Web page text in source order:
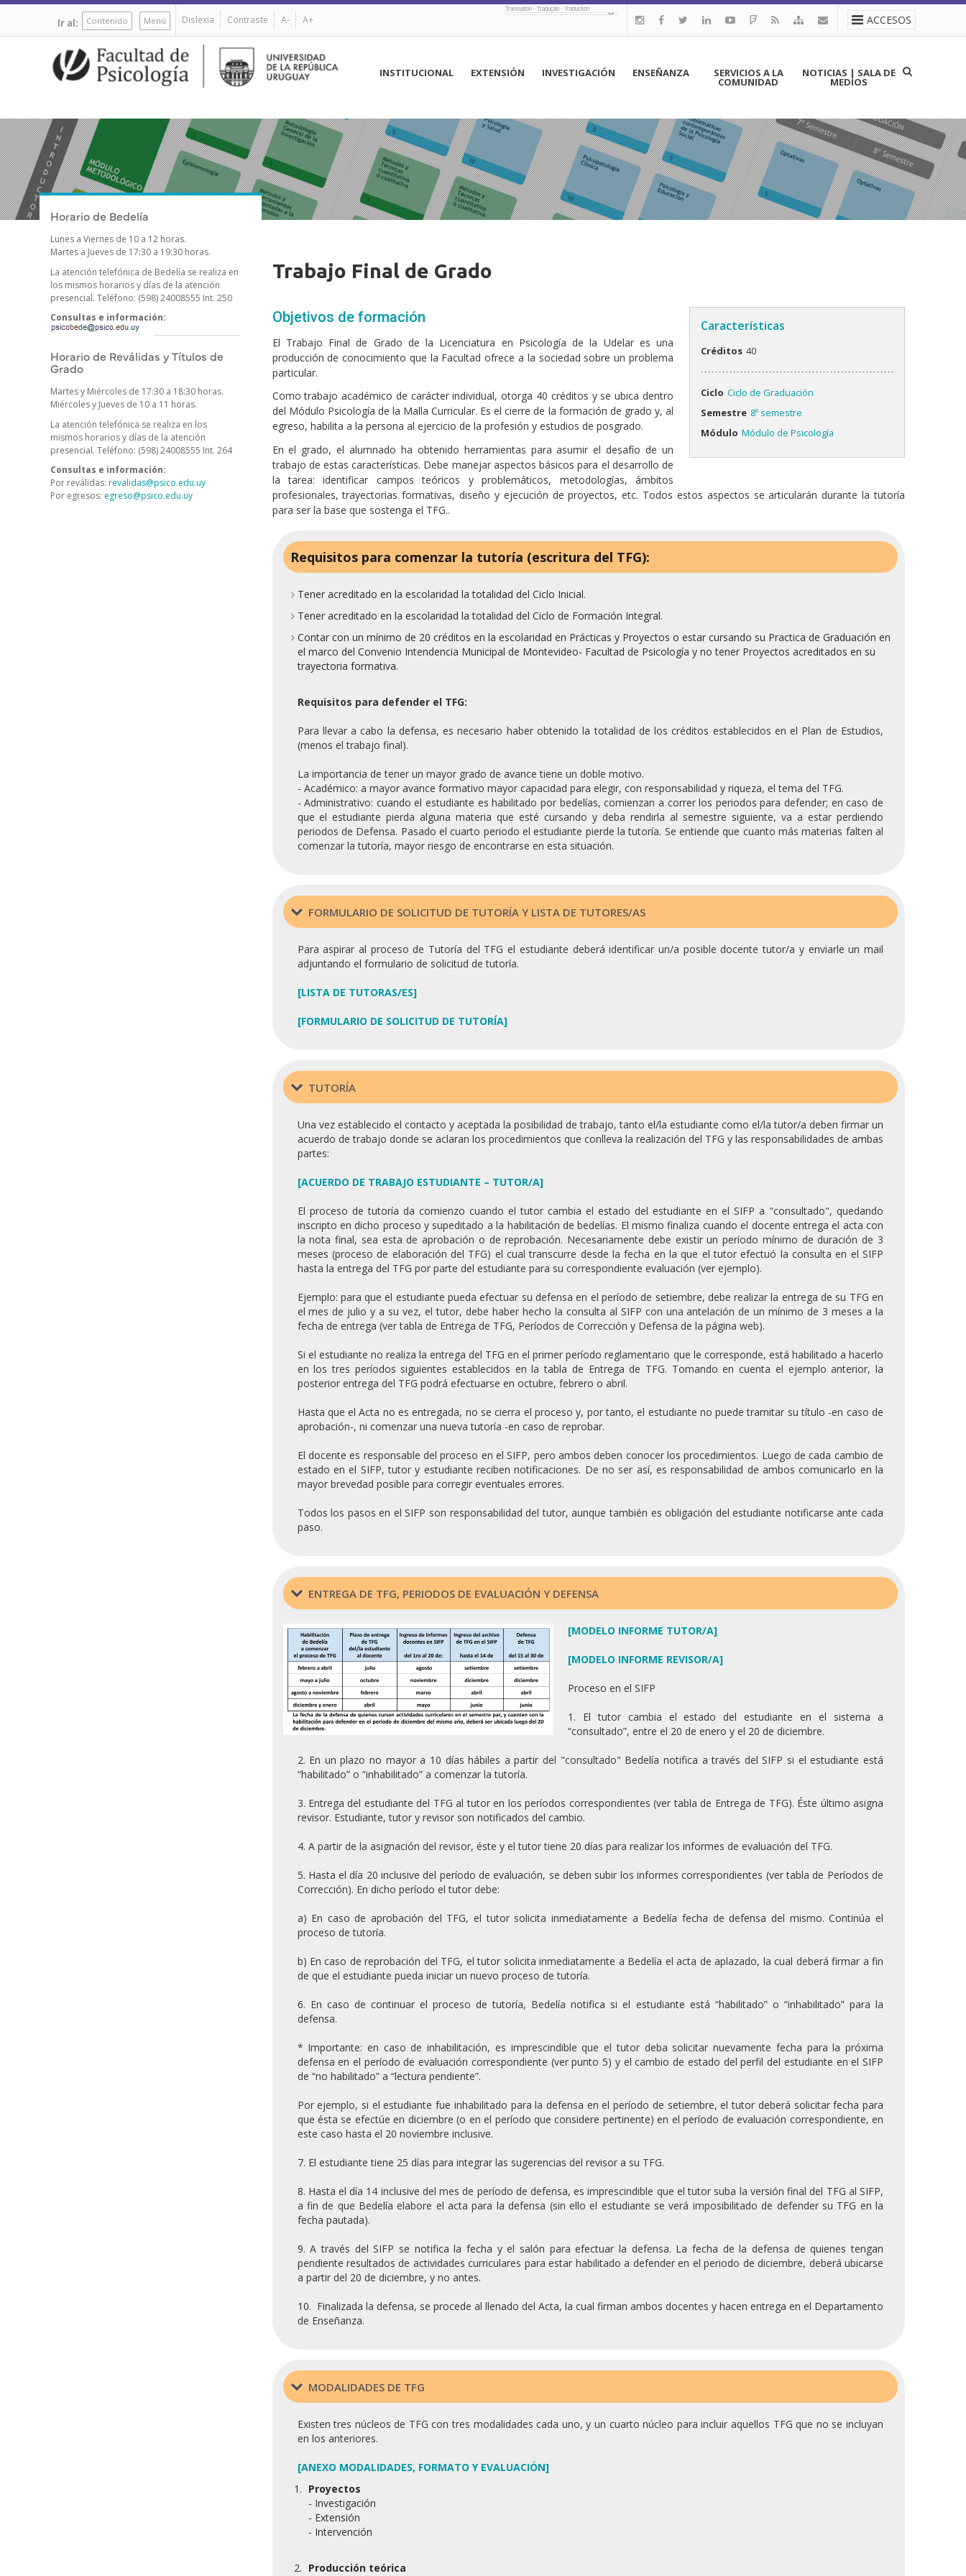
Pasar
contenido
Ir al: Contenido Menú Dislexia Contraste A- A+ ACCESOS
Translation - Tradução - Traduction
principal
INSTITUCIONAL EXTENSIÓN INVESTIGACIÓN ENSEÑANZA SERVICIOS A LA
COMUNIDAD
NOTICIAS | SALA DE
MEDIOS
Horario de Bedelía
Lunes a Viernes de 10 a 12 horas.
Martes a Jueves de 17:30 a 19:30 horas.
La atención telefónica de Bedelía se realiza en
los mismos horarios y días de la atención
presencial. Teléfono: (598) 24008555 Int. 250
Consultas e información:
Horario de Reválidas y Títulos de
Grado
Martes y Miércoles de 17:30 a 18:30 horas.
Miércoles y Jueves de 10 a 11 horas.
La atención telefónica se realiza en los
mismos horarios y días de la atención
presencial. Teléfono: (598) 24008555 Int. 264
Consultas e información:
Por reválidas: revalidas@psico.edu.uy
Por egresos: egreso@psico.edu.uy
Trabajo Final de Grado
Características
Créditos 40
Ciclo Ciclo de Graduación
Semestre 8º semestre
Módulo Módulo de Psicología
Objetivos de formación
El Trabajo Final de Grado de la Licenciatura en Psicología de la Udelar es una
producción de conocimiento que la Facultad ofrece a la sociedad sobre un problema
particular.
Como trabajo académico de carácter individual, otorga 40 créditos y se ubica dentro
del Módulo Psicología de la Malla Curricular. Es el cierre de la formación de grado y, al
egreso, habilita a la persona al ejercicio de la profesión y estudios de posgrado.
En el grado, el alumnado ha obtenido herramientas para asumir el desafío de un
trabajo de estas características. Debe manejar aspectos básicos para el desarrollo de
la tarea: identificar campos teóricos y problemáticos, metodologías, ámbitos
profesionales, trayectorias formativas, diseño y ejecución de proyectos, etc. Todos estos aspectos se articularán durante la tutoría
para ser la base que sostenga el TFG..
Requisitos para comenzar la tutoría (escritura del TFG):
Tener acreditado en la escolaridad la totalidad del Ciclo Inicial.
Tener acreditado en la escolaridad la totalidad del Ciclo de Formación Integral.
Contar con un mínimo de 20 créditos en la escolaridad en Prácticas y Proyectos o estar cursando su Practica de Graduación en
el marco del Convenio Intendencia Municipal de Montevideo- Facultad de Psicología y no tener Proyectos acreditados en su
trayectoria formativa.
Requisitos para defender el TFG:
Para llevar a cabo la defensa, es necesario haber obtenido la totalidad de los créditos establecidos en el Plan de Estudios,
(menos el trabajo final).
La importancia de tener un mayor grado de avance tiene un doble motivo.
- Académico: a mayor avance formativo mayor capacidad para elegir, con responsabilidad y riqueza, el tema del TFG.
- Administrativo: cuando el estudiante es habilitado por bedelías, comienzan a correr los periodos para defender; en caso de
que el estudiante pierda alguna materia que esté cursando y deba rendirla al semestre siguiente, va a estar perdiendo
periodos de Defensa. Pasado el cuarto periodo el estudiante pierde la tutoría. Se entiende que cuanto más materias falten al
comenzar la tutoría, mayor riesgo de encontrarse en esta situación.
FORMULARIO DE SOLICITUD DE TUTORÍA Y LISTA DE TUTORES/AS
Para aspirar al proceso de Tutoría del TFG el estudiante deberá identificar un/a posible docente tutor/a y enviarle un mail
adjuntando el formulario de solicitud de tutoría.
[LISTA DE TUTORAS/ES]
[FORMULARIO DE SOLICITUD DE TUTORÍA]
TUTORÍA
Una vez establecido el contacto y aceptada la posibilidad de trabajo, tanto el/la estudiante como el/la tutor/a deben firmar un
acuerdo de trabajo donde se aclaran los procedimientos que conlleva la realización del TFG y las responsabilidades de ambas
partes:
[ACUERDO DE TRABAJO ESTUDIANTE – TUTOR/A]
El proceso de tutoría da comienzo cuando el tutor cambia el estado del estudiante en el SIFP a "consultado", quedando
inscripto en dicho proceso y supeditado a la habilitación de bedelías. El mismo finaliza cuando el docente entrega el acta con
la nota final, sea esta de aprobación o de reprobación. Necesariamente debe existir un período mínimo de duración de 3
meses (proceso de elaboración del TFG) el cual transcurre desde la fecha en la que el tutor efectuó la consulta en el SIFP
hasta la entrega del TFG por parte del estudiante para su correspondiente evaluación (ver ejemplo).
Ejemplo: para que el estudiante pueda efectuar su defensa en el período de setiembre, debe realizar la entrega de su TFG en
el mes de julio y a su vez, el tutor, debe haber hecho la consulta al SIFP con una antelación de un mínimo de 3 meses a la
fecha de entrega (ver tabla de Entrega de TFG, Períodos de Corrección y Defensa de la página web).
Si el estudiante no realiza la entrega del TFG en el primer período reglamentario que le corresponde, está habilitado a hacerlo
en los tres períodos siguientes establecidos en la tabla de Entrega de TFG. Tomando en cuenta el ejemplo anterior, la
posterior entrega del TFG podrá efectuarse en octubre, febrero o abril.
Hasta que el Acta no es entregada, no se cierra el proceso y, por tanto, el estudiante no puede tramitar su título -en caso de
aprobación-, ni comenzar una nueva tutoría -en caso de reprobar.
El docente es responsable del proceso en el SIFP, pero ambos deben conocer los procedimientos. Luego de cada cambio de
estado en el SIFP, tutor y estudiante reciben notificaciones. De no ser así, es responsabilidad de ambos comunicarlo en la
mayor brevedad posible para corregir eventuales errores.
Todos los pasos en el SIFP son responsabilidad del tutor, aunque también es obligación del estudiante notificarse ante cada
paso.
ENTREGA DE TFG, PERIODOS DE EVALUACIÓN Y DEFENSA
[MODELO INFORME TUTOR/A]
[MODELO INFORME REVISOR/A]
Proceso en el SIFP
1. El tutor cambia el estado del estudiante en el sistema a
“consultado”, entre el 20 de enero y el 20 de diciembre.
2. En un plazo no mayor a 10 días hábiles a partir del "consultado" Bedelía notifica a través del SIFP si el estudiante está
“habilitado” o “inhabilitado” a comenzar la tutoría.
3. Entrega del estudiante del TFG al tutor en los períodos correspondientes (ver tabla de Entrega de TFG). Éste último asigna
revisor. Estudiante, tutor y revisor son notificados del cambio.
4. A partir de la asignación del revisor, éste y el tutor tiene 20 días para realizar los informes de evaluación del TFG.
5. Hasta el día 20 inclusive del período de evaluación, se deben subir los informes correspondientes (ver tabla de Períodos de
Corrección). En dicho período el tutor debe:
a) En caso de aprobación del TFG, el tutor solicita inmediatamente a Bedelía fecha de defensa del mismo. Continúa el
proceso de tutoría.
b) En caso de reprobación del TFG, el tutor solicita inmediatamente a Bedelía el acta de aplazado, la cual deberá firmar a fin
de que el estudiante pueda iniciar un nuevo proceso de tutoría.
6. En caso de continuar el proceso de tutoría, Bedelía notifica si el estudiante está “habilitado” o “inhabilitado” para la
defensa.
* Importante: en caso de inhabilitación, es imprescindible que el tutor deba solicitar nuevamente fecha para la próxima
defensa en el período de evaluación correspondiente (ver punto 5) y el cambio de estado del perfil del estudiante en el SIFP
de “no habilitado” a “lectura pendiente”.
Por ejemplo, si el estudiante fue inhabilitado para la defensa en el período de setiembre, el tutor deberá solicitar fecha para
que ésta se efectúe en diciembre (o en el período que considere pertinente) en el período de evaluación correspondiente, en
este caso hasta el 20 noviembre inclusive.
7. El estudiante tiene 25 días para integrar las sugerencias del revisor a su TFG.
8. Hasta el día 14 inclusive del mes de período de defensa, es imprescindible que el tutor suba la versión final del TFG al SIFP,
a fin de que Bedelía elabore el acta para la defensa (sin ello el estudiante se verá imposibilitado de defender su TFG en la
fecha pautada).
9. A través del SIFP se notifica la fecha y el salón para efectuar la defensa. La fecha de la defensa de quienes tengan
pendiente resultados de actividades curriculares para estar habilitado a defender en el periodo de diciembre, deberá ubicarse
a partir del 20 de diciembre, y no antes.
10. Finalizada la defensa, se procede al llenado del Acta, la cual firman ambos docentes y hacen entrega en el Departamento
de Enseñanza.
MODALIDADES DE TFG
Existen tres núcleos de TFG con tres modalidades cada uno, y un cuarto núcleo para incluir aquellos TFG que no se incluyan
en los anteriores.
[ANEXO MODALIDADES, FORMATO Y EVALUACIÓN]
Proyectos
- Investigación
- Extensión
- Intervención
Producción teórica